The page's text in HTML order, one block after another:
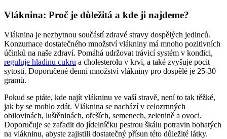
Vláknina: Proč je důležitá a kde ji najdeme?
Vláknina je nezbytnou součástí zdravé stravy dospělých jedinců.
Konzumace dostatečného množství vlákniny má mnoho pozitivních
účinků na naše zdraví. Pomáhá udržovat trávicí systém v kondici,
reguluje hladinu cukru a cholesterolu v krvi, a také zvyšuje pocit
sytosti. Doporučené denní množství vlákniny pro dospělé je 25-30
gramů.
Pokud se ptáte, kde najít vlákninu ve vaší stravě, není to tak těžké,
jak by se mohlo zdát. Vláknina se nachází v celozrnných
obilovinách, luštěninách, ořeších, semenech, zelenině a ovoci.
Doporučuje se zařadit do jídelníčku pestrou škálu potravin bohatých
na vlákninu, abyste zajistili dostatečný přísun této důležité látky.